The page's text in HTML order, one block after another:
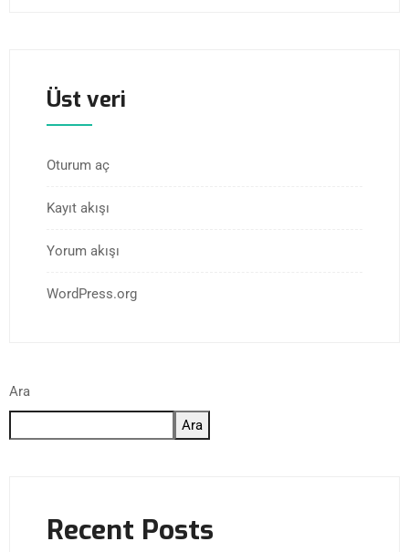
Üst veri
Oturum aç
Kayıt akışı
Yorum akışı
WordPress.org
Ara
Ara
Recent Posts